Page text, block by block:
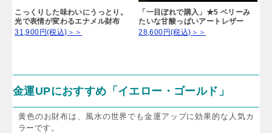
こっくりした味わいにうっとり。
光で表情が変わるエナメル財布
31,900円(税込)＞＞
「一目ぼれで購入」★5 ベリーみ
たいな甘酸っぱいアートレザー
28,600円(税込)＞＞
金運UPにおすすめ「イエロー・ゴールド」
黄色のお財布は、風水の世界でも金運アップに効果的な人気カ
ラーです。